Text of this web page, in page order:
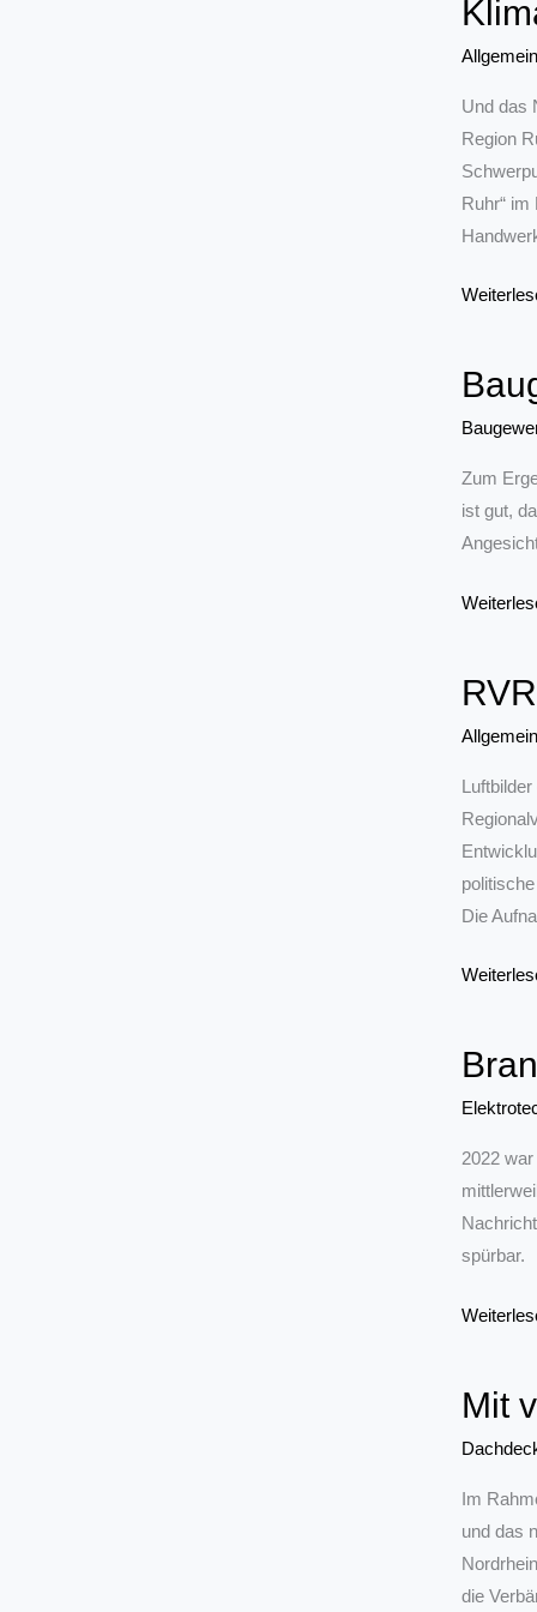
Allgemein
Und das
Region
Ruhr“
Klimafit
auf
47
Zum
ist gut,
im
Allgemein
Die
RVR
Luftbilder
der
Ruhr
2022
spürbar.
für
Mit
Im
und das
die